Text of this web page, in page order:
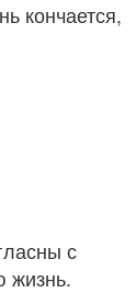
кончается,
с
жизнь.